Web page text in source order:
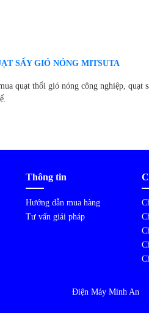
SẤY GIÓ NÓNG MITSUTA
quạt thổi gió nóng công nghiệp,
Thông tin
Hướng dẫn mua hàng
Tư vấn giải pháp
Điện Máy Minh An